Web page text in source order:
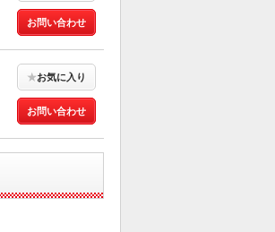
お問い合わせ
★お気に入り
お問い合わせ